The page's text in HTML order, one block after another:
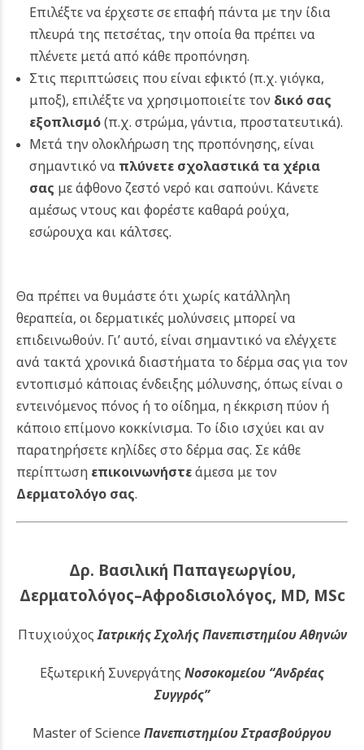
Επιλέξτε να έρχεστε σε επαφή πάντα με την ίδια
πλευρά της πετσέτας, την οποία θα πρέπει να
πλένετε μετά από κάθε προπόνηση.
Στις περιπτώσεις που είναι εφικτό (π.χ. γιόγκα,
μποξ), επιλέξτε να χρησιμοποιείτε τον δικό σας
εξοπλισμό(π.χ. στρώμα, γάντια, προστατευτικά).
Μετά την ολοκλήρωση της προπόνησης, είναι
σημαντικό να πλύνετε σχολαστικά τα χέρια
σας με άφθονο ζεστό νερό και σαπούνι. Κάνετε
αμέσως ντους και φορέστε καθαρά ρούχα,
εσώρουχα και κάλτσες.
Θα πρέπει να θυμάστε ότι χωρίς κατάλληλη
θεραπεία, οι δερματικές μολύνσεις μπορεί να
επιδεινωθούν. Γι’ αυτό, είναι σημαντικό να ελέγχετε
ανά τακτά χρονικά διαστήματα το δέρμα σας για τον
εντοπισμό κάποιας ένδειξης μόλυνσης, όπως είναι ο
εντεινόμενος πόνος ή το οίδημα, η έκκριση πύον ή
κάποιο επίμονο κοκκίνισμα. Το ίδιο ισχύει και αν
παρατηρήσετε κηλίδες στο δέρμα σας. Σε κάθε
περίπτωση επικοινωνήστεάμεσα με τον
Δερματολόγο σας.
Δρ. Βασιλική Παπαγεωργίου,
Δερματολόγος–Αφροδισιολόγος, MD, MSc
ΠτυχιούχοςΙατρικής Σχολής Πανεπιστημίου Αθηνών
Εξωτερική Συνεργάτης Νοσοκομείου “Ανδρέας
Συγγρός”
Master of Science Πανεπιστημίου Στρασβούργου